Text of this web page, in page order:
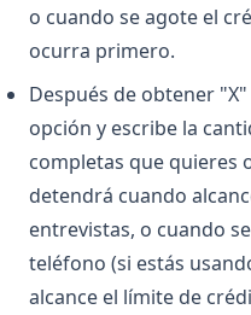
o cuando se agote el
ocurra primero.
Después de obtener
opción y escribe la
completas que quieres
detendrá cuando
entrevistas, o cuando
teléfono (si estás
alcance el límite de